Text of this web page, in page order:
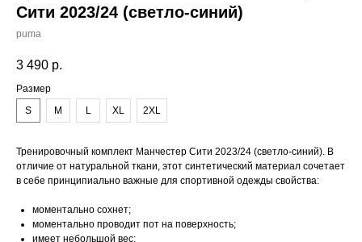
Сити 2023/24 (светло-синий)
puma
3 490 р.
Размер
S
M L XL 2XL
Тренировочный комплект Манчестер Сити 2023/24 (светло-синий). В
отличие от натуральной ткани, этот синтетический материал сочетает
в себе принципиально важные для спортивной одежды свойства:
моментально сохнет;
моментально проводит пот на поверхность;
имеет небольшой вес;